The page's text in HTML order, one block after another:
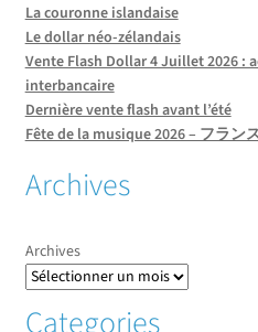
La couronne islandaise
Le dollar néo-zélandais
Vente Flash Dollar 4 Juillet 2026 :
interbancaire
Dernière vente flash avant l’été
Fête de la musique 2026 – フラン
Archives
Archives